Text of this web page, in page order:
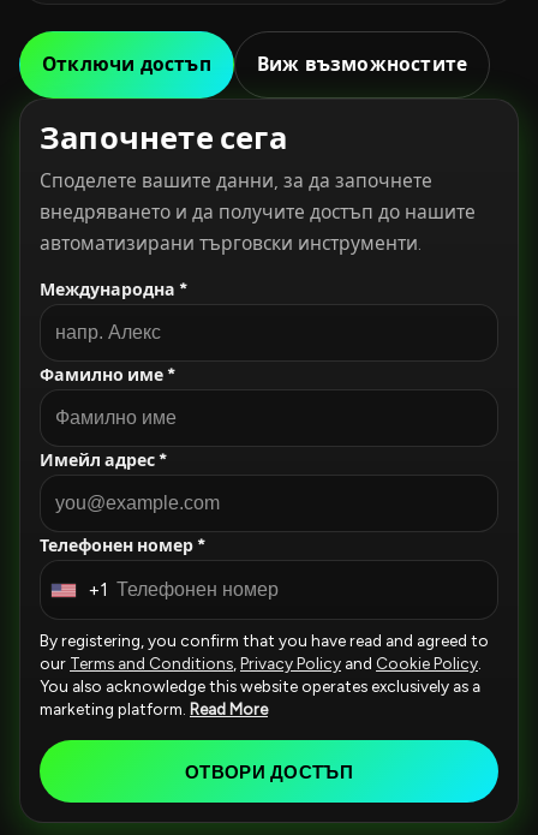
Отключи достъп Виж възможностите
Започнете сега
Споделете вашите данни, за да започнете
внедряването и да получите достъп до нашите
автоматизирани търговски инструменти.
Международна *
Фамилно име *
Имейл адрес *
Телефонен номер *
U
i
t
t
+1
By registering, you confirm that you have read and agreed to
our Terms and Conditions Privacy Policy and Cookie Policy
You also acknowledge this website operates exclusively as a
marketing platform. Read More
ОТВОРИ ДОСТЪП